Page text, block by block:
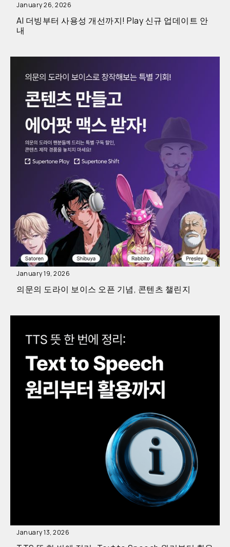
January 26, 2026
AI 더빙부터 사용성 개선까지! Play 신규 업데이트 안
내
January 19, 2026
의문의 도라이 보이스 오픈 기념, 콘텐츠 챌린지
January 13, 2026